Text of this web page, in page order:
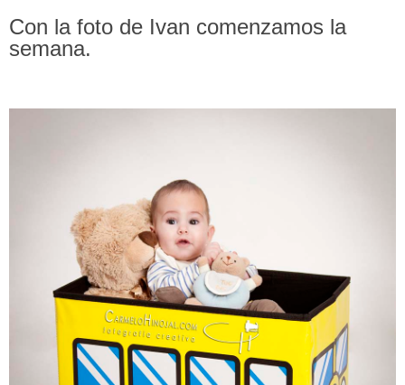
Con la foto de Ivan comenzamos la
semana.